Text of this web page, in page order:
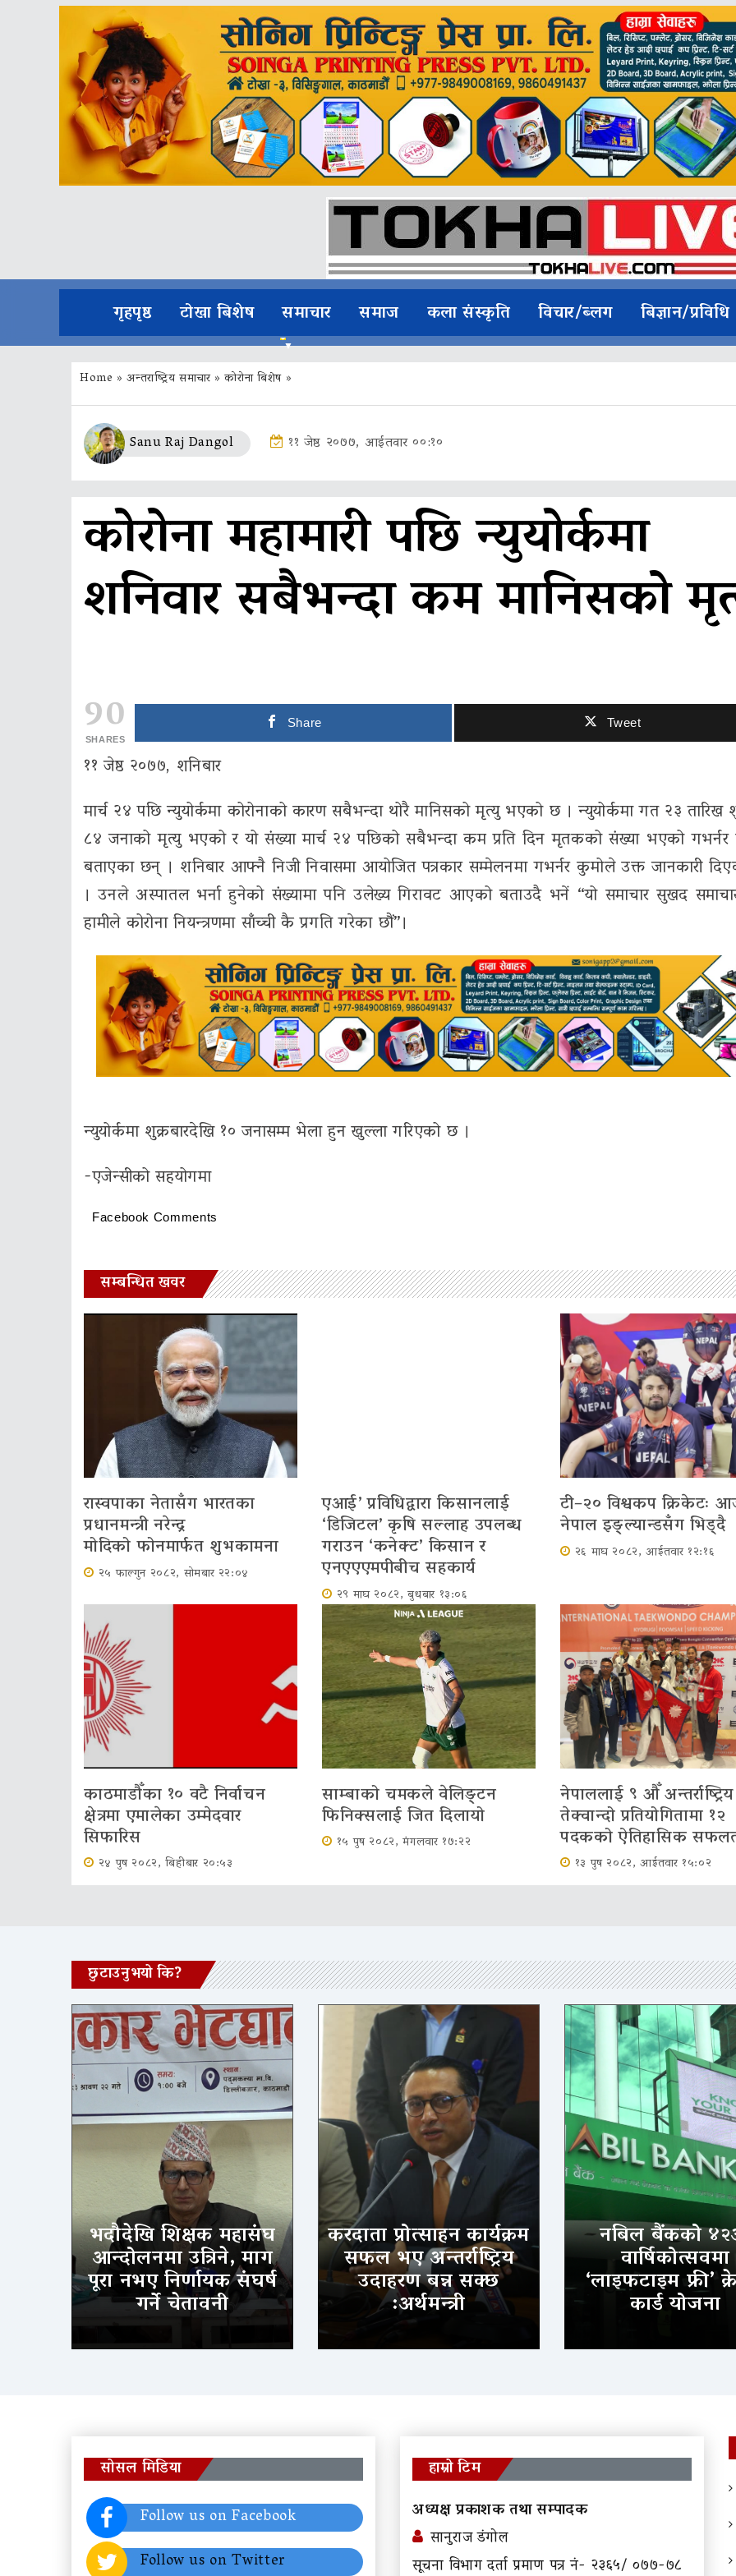
गृहपृष्ठ टोखा बिशेष समाचार समाज कला संस्कृति विचार/ब्लग बिज्ञान/प्रविधि
Home »अन्तराष्ट्रिय समाचार»कोरोना बिशेष»
Sanu Raj Dangol ११ जेष्ठ २०७७, आईतवार ००:१०
कोरोना महामारी पछि न्युयोर्कमा
शनिवार सबैभन्दा कम मानिसको
90
SHARES
Share Tweet
११ जेष्ठ २०७७, शनिबार
मार्च २४ पछि न्युयोर्कमा कोरोनाको कारण सबैभन्दा थोरै मानिसको मृत्‍यु भएको छ । न्युयोर्कमा गत २३ तारिख
८४ जनाको मृत्‍यु भएको र यो संख्या मार्च २४ पछिको सबैभन्दा कम प्रति दिन मृतकको संख्या भएको
बताएका छन् । शनिबार आफ्नै निजी निवासमा आयोजित पत्रकार सम्मेलनमा गभर्नर कुमोले उक्त जानकारी
। उनले अस्पातल भर्ना हुनेको संख्यामा पनि उलेख्य गिरावट आएको बताउदै भनें “यो समाचार सुखद
हामीले कोरोना नियन्त्रणमा साँच्ची कै प्रगति गरेका छौं”।
न्युयोर्कमा शुक्रबारदेखि १० जनासम्म भेला हुन खुल्ला गरिएको छ ।
-एजेन्सीको सहयोगमा
Facebook Comments
सम्बन्धित खवर
रास्वपाका नेतासँग भारतका
प्रधानमन्त्री नरेन्द्र
मोदिको फोनमार्फत शुभकामना
२५ फाल्गुन २०८२, सोमबार २२:०४
एआई’ प्रविधिद्वारा किसानलाई
‘डिजिटल’ कृषि सल्लाह उपलब्ध
गराउन ‘कनेक्ट’ किसान र
एनएएएमपीबीच सहकार्य
२९ माघ २०८२, बुधबार १३:०६
टी–२० विश्वकप क्रिकेटः
नेपाल इङ्ल्यान्डसँग भिड्दै
२६ माघ २०८२, आईतवार १२:१६
काठमाडौँका १० वटै निर्वाचन
क्षेत्रमा एमालेका उम्मेदवार
सिफारिस
२४ पुष २०८२, बिहीबार २०:५३
साम्बाको चमकले वेलिङ्टन
फिनिक्सलाई जित दिलायो
१५ पुष २०८२, मंगलवार १७:२२
नेपाललाई ९ औँ अन्तर्राष्ट्रिय
तेक्वान्दो प्रतियोगितामा १२
पदकको ऐतिहासिक
१३ पुष २०८२, आईतवार १५:०२
छुटाउनुभयो कि?
भदौदेखि शिक्षक महासंघ
आन्दोलनमा उत्रिने, माग
पूरा नभए निर्णायक संघर्ष
गर्ने चेतावनी
करदाता प्रोत्साहन कार्यक्रम
सफल भए अन्तर्राष्ट्रिय
उदाहरण बन्न सक्छ
:अर्थमन्त्री
नबिल बैंकको
वार्षिकोत्सवमा
‘लाइफटाइम फ्री’
कार्ड योजना
सोसल मिडिया
Follow us on Facebook
Follow us on Twitter
हाम्रो टिम
अध्यक्ष प्रकाशक तथा सम्पादक
सानुराज डंगोल
सूचना विभाग दर्ता प्रमाण पत्र नं- २३६५/ ०७७-७८